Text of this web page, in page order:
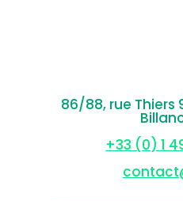
86/88, rue Thiers
+33 (0) 1